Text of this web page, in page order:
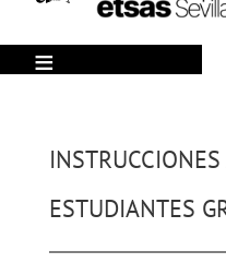
ESTUDIANTES